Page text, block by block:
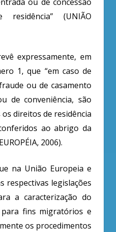
(UNIÃO
expressamente, em
1, que “em caso de
ou de casamento
de conveniência, são
direitos de residência
ao abrigo da
2006).
na União Europeia e
respectivas legislações
a caracterização do
fins migratórios e
os procedimentos